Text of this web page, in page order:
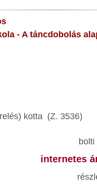
- A táncdobolás
kotta (Z. 3536)
internetes